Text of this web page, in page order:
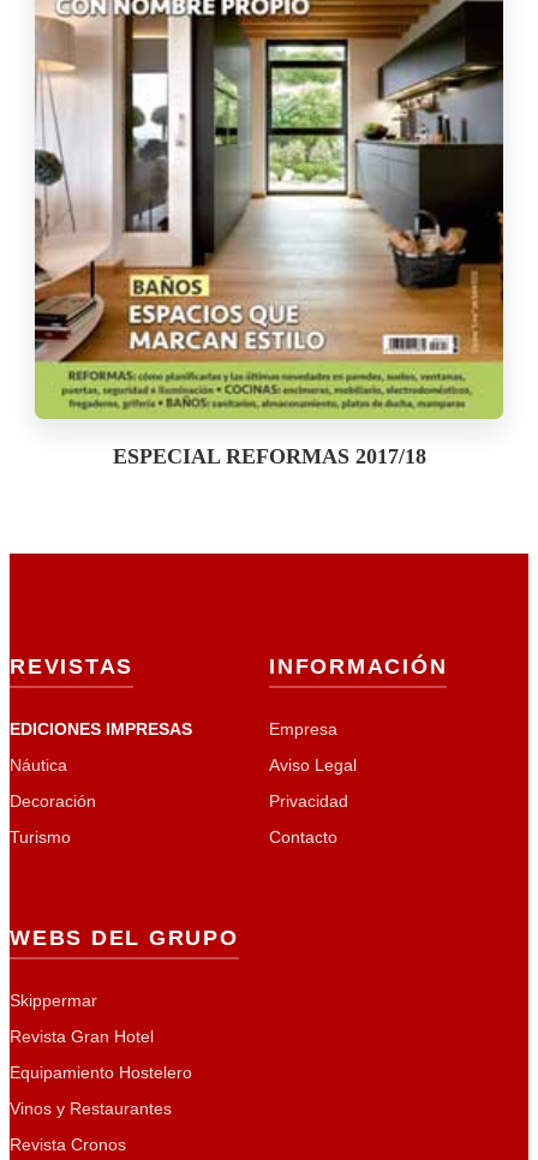
ESPECIAL REFORMAS 2017/18
REVISTAS
EDICIONES IMPRESAS
Náutica
Decoración
Turismo
INFORMACIÓN
Empresa
Aviso Legal
Privacidad
Contacto
WEBS DEL GRUPO
Skippermar
Revista Gran Hotel
Equipamiento Hostelero
Vinos y Restaurantes
Revista Cronos